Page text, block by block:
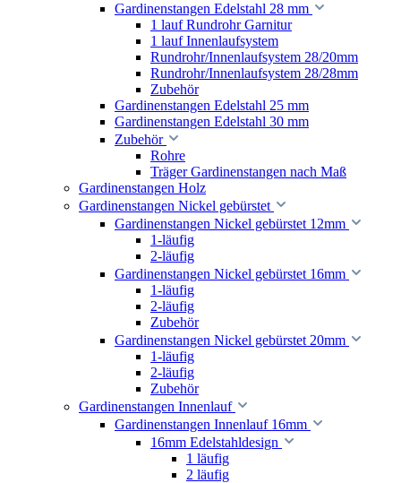
Gardinenstangen Edelstahl 28 mm
1 lauf Rundrohr Garnitur
1 lauf Innenlaufsystem
Rundrohr/Innenlaufsystem 28/20mm
Rundrohr/Innenlaufsystem 28/28mm
Zubehör
Gardinenstangen Edelstahl 25 mm
Gardinenstangen Edelstahl 30 mm
Zubehör
Rohre
Träger Gardinenstangen nach Maß
Gardinenstangen Holz
Gardinenstangen Nickel gebürstet
Gardinenstangen Nickel gebürstet 12mm
1-läufig
2-läufig
Gardinenstangen Nickel gebürstet 16mm
1-läufig
2-läufig
Zubehör
Gardinenstangen Nickel gebürstet 20mm
1-läufig
2-läufig
Zubehör
Gardinenstangen Innenlauf
Gardinenstangen Innenlauf 16mm
16mm Edelstahldesign
1 läufig
2 läufig